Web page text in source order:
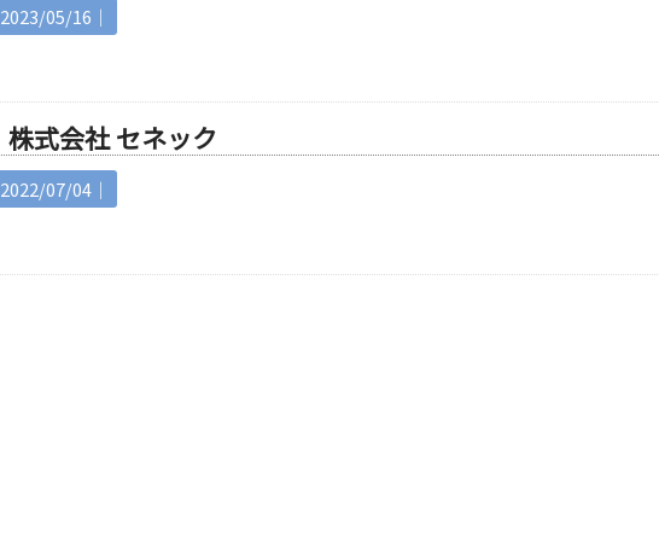
2023/05/16｜
株式会社 セネック
2022/07/04｜